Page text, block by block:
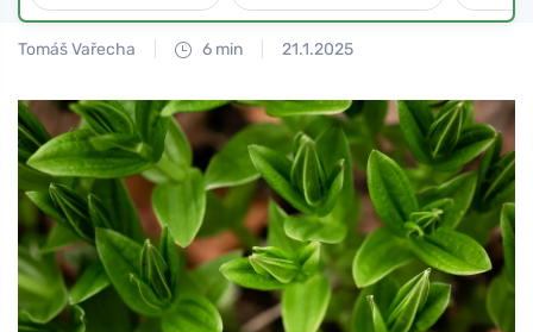
Tomáš Vařecha 6 min 21.1.2025